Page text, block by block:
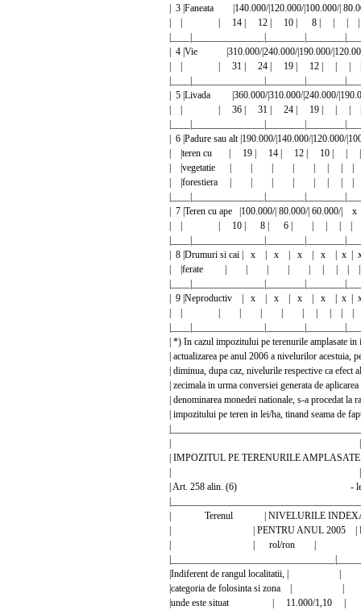
| 3 |Faneata |140.000/|120.000/|100.000/|
| | | 14 | 12 | 10 | 8 | | |
| 4 |Vie |310.000/|240.000/|190.000/
| | | 31 | 24 | 19 | 12 | | |
| 5 |Livada |360.000/|310.000/|240.000/
| | | 36 | 31 | 24 | 19 | | |
| 6 |Padure sau alt |190.000/|140.000/|120.000/
| |teren cu | 19 | 14 | 12 | 10 |
| |vegetatie | | | | | | | |
| |forestiera | | | | | | | |
| 7 |Teren cu ape |100.000/| 80.000/| 60.000/
| | | 10 | 8 | 6 | | | | |
| 8 |Drumuri si cai | x | x | x | x | x | x
| |ferate | | | | | | | | |
| 9 |Neproductiv | x | x | x | x | x | x
| | | | | | | | | | |
| *) In cazul impozitului pe terenurile
| actualizarea pe anul 2006 a nivelurilor
| diminua, dupa caz, nivelurile respective ca efect
| zecimala in urma conversiei generata de
| denominarea monedei nationale, s-a procedat
| impozitului pe teren in lei/ha, tinand seama de
| |
| IMPOZITUL PE TERENURILE
| |
| Art. 258 alin. (6) - lei/
| Terenul | NIVELURILE INDEXATE
| | PENTRU ANUL 2005 |
| | rol/ron |
|Indiferent de rangul
|categoria de folosinta si
|unde este situat | 11.000/